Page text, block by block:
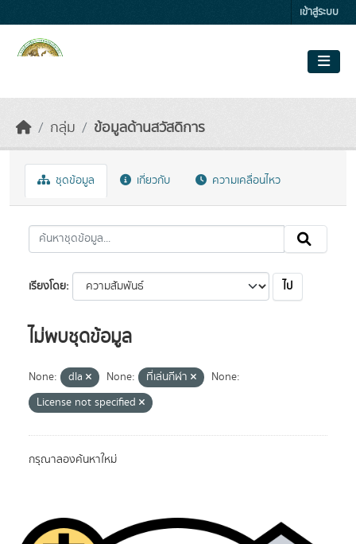
เข้าสู่ระบบ
กลุ่ม ข้อมูลด้านสวัสดิการ
ชุดข้อมูล เกี่ยวกับ ความเคลื่อนไหว
เรียงโดย ไป
ไม่พบชุดข้อมูล
None: dla None: ที่เล่นกีฬา
None:
License not specified
กรุณาลองค้นหาใหม่